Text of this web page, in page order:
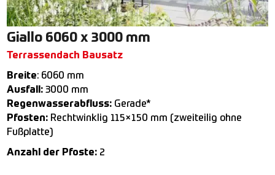
Giallo 6060 x 3000 mm
Terrassendach Bausatz
Breite: 6060 mm
Ausfall: 3000 mm
Regenwasserabfluss: Gerade*
Pfosten: Rechtwinklig 115×150 mm (zweiteilig ohne
Fußplatte)
Anzahl der Pfoste: 2